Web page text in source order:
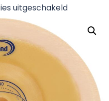
uitgeschakeldvoor
Aurum
Profile
1dcolo
Curvex
13-
35mm